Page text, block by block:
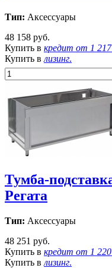
Тип: Аксессуары
48 158 руб.
Купить в кредит от 1
Купить в лизинг.
Тумба-
Регата
Тип: Аксессуары
48 251 руб.
Купить в кредит от 1
Купить в лизинг.